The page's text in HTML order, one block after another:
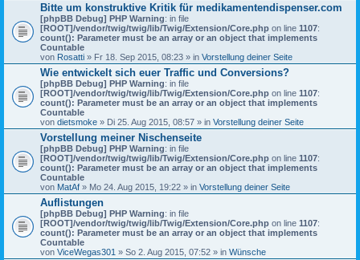
Bitte um konstruktive Kritik für medikamentendispenser.com
[phpBB Debug] PHP Warning: in file
[ROOT]/vendor/twig/twig/lib/Twig/Extension/Core.php on line 1107:
count(): Parameter must be an array or an object that implements
Countable
von Rosatti » Fr 18. Sep 2015, 08:23 » in Vorstellung deiner Seite
Wie entwickelt sich euer Traffic und Conversions?
[phpBB Debug] PHP Warning: in file
[ROOT]/vendor/twig/twig/lib/Twig/Extension/Core.php on line 1107:
count(): Parameter must be an array or an object that implements
Countable
von dietsmoke » Di 25. Aug 2015, 08:57 » in Vorstellung deiner Seite
Vorstellung meiner Nischenseite
[phpBB Debug] PHP Warning: in file
[ROOT]/vendor/twig/twig/lib/Twig/Extension/Core.php on line 1107:
count(): Parameter must be an array or an object that implements
Countable
von MatAf » Mo 24. Aug 2015, 19:22 » in Vorstellung deiner Seite
Auflistungen
[phpBB Debug] PHP Warning: in file
[ROOT]/vendor/twig/twig/lib/Twig/Extension/Core.php on line 1107:
count(): Parameter must be an array or an object that implements
Countable
von ViceWegas301 » So 2. Aug 2015, 07:52 » in Wünsche